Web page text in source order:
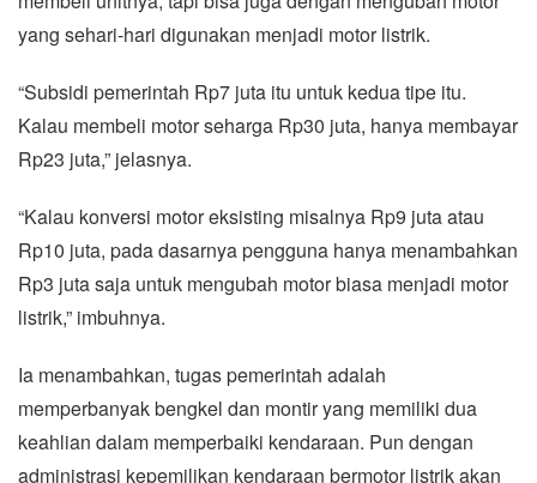
yang sehari-hari digunakan menjadi motor listrik.
“Subsidi pemerintah Rp7 juta itu untuk kedua tipe itu.
Kalau membeli motor seharga Rp30 juta, hanya membayar
Rp23 juta,” jelasnya.
“Kalau konversi motor eksisting misalnya Rp9 juta atau
Rp10 juta, pada dasarnya pengguna hanya menambahkan
Rp3 juta saja untuk mengubah motor biasa menjadi motor
listrik,” imbuhnya.
Ia menambahkan, tugas pemerintah adalah
memperbanyak bengkel dan montir yang memiliki dua
keahlian dalam memperbaiki kendaraan. Pun dengan
administrasi kepemilikan kendaraan bermotor listrik akan